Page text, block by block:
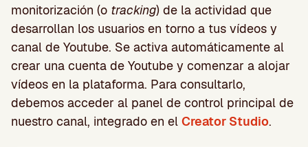
monitorización (o tracking) de la actividad que
desarrollan los usuarios en torno a tus vídeos y
canal de Youtube. Se activa automáticamente al
crear una cuenta de Youtube y comenzar a alojar
vídeos en la plataforma. Para consultarlo,
debemos acceder al panel de control principal de
nuestro canal, integrado en el Creator Studio.